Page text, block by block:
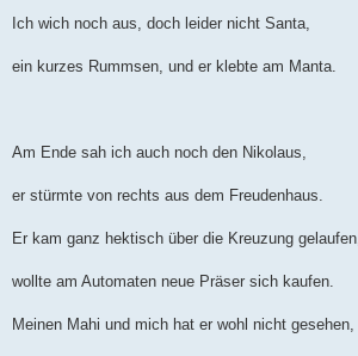
Ich wich noch aus, doch leider nicht Santa,
ein kurzes Rummsen, und er klebte am Manta.
Am Ende sah ich auch noch den Nikolaus,
er stürmte von rechts aus dem Freudenhaus.
Er kam ganz hektisch über die Kreuzung gelaufen,
wollte am Automaten neue Präser sich kaufen.
Meinen Mahi und mich hat er wohl nicht gesehen,